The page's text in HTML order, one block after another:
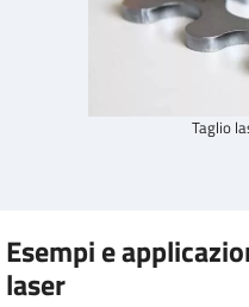
Taglio
Esempi e
laser